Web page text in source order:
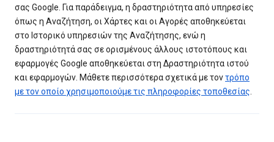
σας Google. Για παράδειγμα, η δραστηριότητα από υπηρεσίες
όπως η Αναζήτηση, οι Χάρτες και οι Αγορές αποθηκεύεται
στο Ιστορικό υπηρεσιών της Αναζήτησης, ενώ η
δραστηριότητά σας σε ορισμένους άλλους ιστοτόπους και
εφαρμογές Google αποθηκεύεται στη Δραστηριότητα ιστού
και εφαρμογών. Μάθετε περισσότερα σχετικά με τοντρόπο
με τον οποίο χρησιμοποιούμε τις πληροφορίες τοποθεσίας